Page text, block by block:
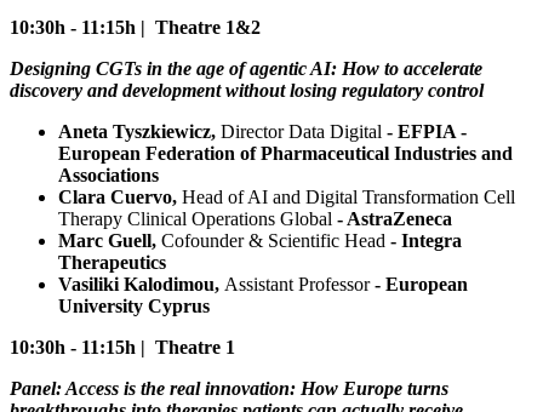
10:30h - 11:15h | Theatre 1&2
Designing CGTs in the age of agentic AI: How to accelerate
discovery and development without losing regulatory control
Aneta Tyszkiewicz, Director Data Digital - EFPIA -
European Federation of Pharmaceutical Industries and
Associations
Clara Cuervo, Head of AI and Digital Transformation Cell
Therapy Clinical Operations Global - AstraZeneca
Marc Guell, Cofounder & Scientific Head - Integra
Therapeutics
Vasiliki Kalodimou, Assistant Professor- European
University Cyprus
10:30h - 11:15h | Theatre 1
Panel: Access is the real innovation: How Europe turns